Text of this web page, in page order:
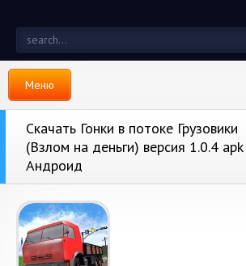
Меню
Скачать Гонки в потоке Грузовики
(Взлом на деньги) версия 1.0.4
Андроид